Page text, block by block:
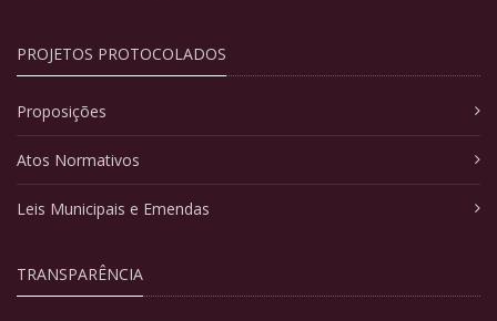
PROJETOS PROTOCOLADOS
Proposições
Atos Normativos
Leis Municipais e Emendas
TRANSPARÊNCIA